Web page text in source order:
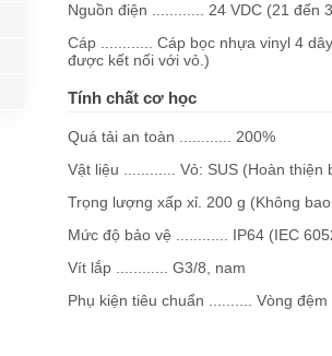
Nguồn điện ............ 24 VDC (21 đến
Cáp ............ Cáp bọc nhựa vinyl 4
được kết nối với vỏ.)
Tính chất cơ học
Quá tải an toàn ............ 200%
Vật liệu ............ Vỏ: SUS (Hoàn
Trọng lượng xấp xỉ. 200 g (Không
Mức độ bảo vệ ............ IP64 (IEC
Vít lắp ............ G3/8, nam
Phụ kiện tiêu chuẩn .......... Vòng